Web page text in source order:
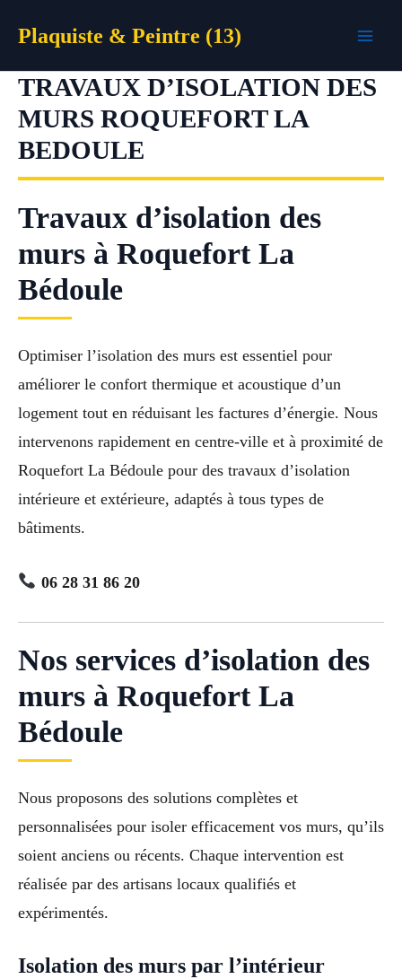
Plaquiste & Peintre (13)
TRAVAUX D’ISOLATION DES
MURS ROQUEFORT LA
BEDOULE
Travaux d’isolation des
murs à Roquefort La
Bédoule
Optimiser l’isolation des murs est essentiel pour
améliorer le confort thermique et acoustique d’un
logement tout en réduisant les factures d’énergie. Nous
intervenons rapidement en centre-ville et à proximité de
Roquefort La Bédoule pour des travaux d’isolation
intérieure et extérieure, adaptés à tous types de
bâtiments.
06 28 31 86 20
Nos services d’isolation des
murs à Roquefort La
Bédoule
Nous proposons des solutions complètes et
personnalisées pour isoler efficacement vos murs, qu’ils
soient anciens ou récents. Chaque intervention est
réalisée par des artisans locaux qualifiés et
expérimentés.
Isolation des murs par l’intérieur